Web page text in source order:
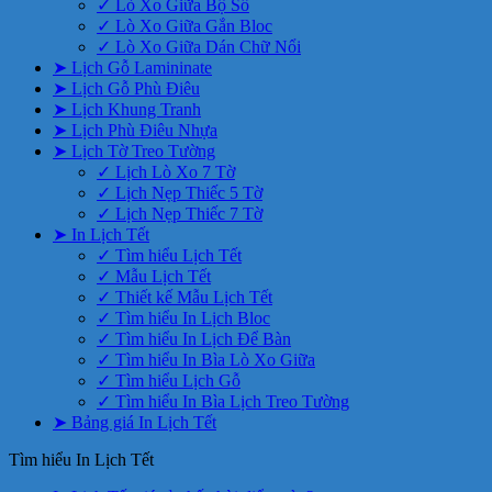
✓ Lò Xo Giữa Bộ Số
✓ Lò Xo Giữa Gắn Bloc
✓ Lò Xo Giữa Dán Chữ Nổi
➤ Lịch Gỗ Lamininate
➤ Lịch Gỗ Phù Điêu
➤ Lịch Khung Tranh
➤ Lịch Phù Điêu Nhựa
➤ Lịch Tờ Treo Tường
✓ Lịch Lò Xo 7 Tờ
✓ Lịch Nẹp Thiếc 5 Tờ
✓ Lịch Nẹp Thiếc 7 Tờ
➤ In Lịch Tết
✓ Tìm hiểu Lịch Tết
✓ Mẫu Lịch Tết
✓ Thiết kế Mẫu Lịch Tết
✓ Tìm hiểu In Lịch Bloc
✓ Tìm hiểu In Lịch Để Bàn
✓ Tìm hiểu In Bìa Lò Xo Giữa
✓ Tìm hiểu Lịch Gỗ
✓ Tìm hiểu In Bìa Lịch Treo Tường
➤ Bảng giá In Lịch Tết
Tìm hiểu In Lịch Tết